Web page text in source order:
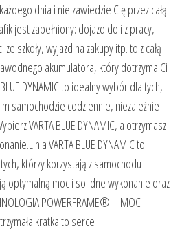
dnia i nie zawiedzie Cię przez całą
jest zapełniony: dojazd do i z pracy,
szkoły, wyjazd na zakupy itp. to z całą
akumulatora, który dotrzyma Ci
DYNAMIC to idealny wybór dla tych,
samochodzie codziennie, niezależnie
VARTA BLUE DYNAMIC, a otrzymasz
VARTA BLUE DYNAMIC to
którzy korzystają z samochodu
optymalną moc i solidne wykonanie oraz
POWERFRAME® – MOC
kratka to serce